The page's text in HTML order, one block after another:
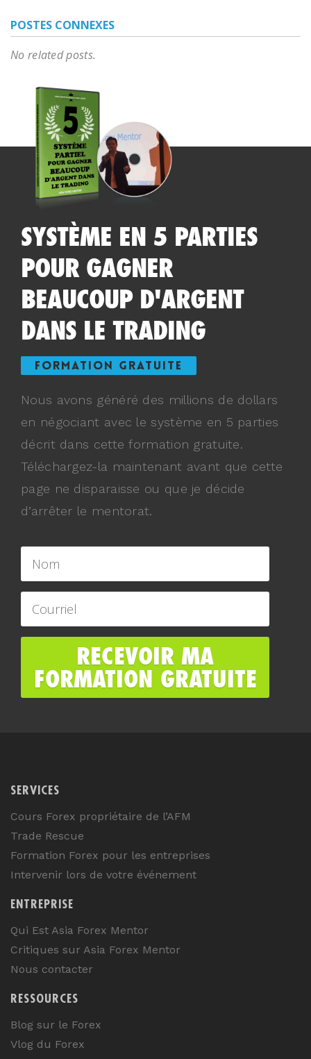
POSTES CONNEXES
No related posts.
SYSTÈME EN 5 PARTIES
POUR GAGNER
BEAUCOUP D'ARGENT
DANS LE TRADING
FORMATION GRATUITE
Nous avons généré des millions de dollars
en négociant avec le système en 5 parties
décrit dans cette formation gratuite.
Téléchargez-la maintenant avant que cette
page ne disparaisse ou que je décide
d’arrêter le mentorat.
SERVICES
Cours Forex propriétaire de l’AFM
Trade Rescue
Formation Forex pour les entreprises
Intervenir lors de votre événement
ENTREPRISE
Qui Est Asia Forex Mentor
Critiques sur Asia Forex Mentor
Nous contacter
RESSOURCES
Blog sur le Forex
Vlog du Forex